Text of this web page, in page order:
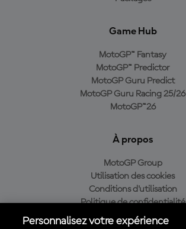
Game Hub
MotoGP™ Fantasy
MotoGP™ Predictor
MotoGP Guru Predict
MotoGP Guru Racing 25/26
MotoGP™26
À propos
MotoGP Group
Utilisation des cookies
Conditions d'utilisation
Politique de confidentialité
Politique d’achat
Personnalisez votre expérience